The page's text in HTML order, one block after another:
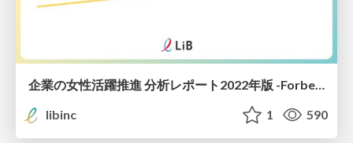
企業の女性活躍推進 分析レポート2022年版 -Forbes JAPAN WOMEN AWARD
libinc
1 590